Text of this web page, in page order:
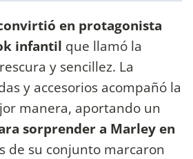
en protagonista
infantil que llamó la
y sencillez. La
y accesorios acompañó la
manera, aportando un
sorprender a Marley en
de su conjunto marcaron